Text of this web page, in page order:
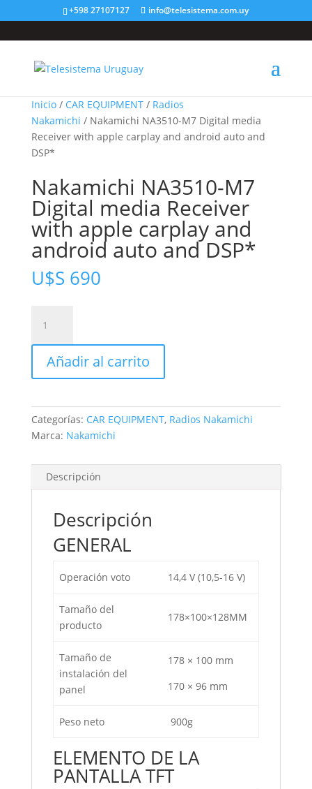
+598 27107127 info@telesistema.com.uy
Inicio/ CAR EQUIPMENT/ Radios
Nakamichi / Nakamichi NA3510-M7 Digital media
Receiver with apple carplay and android auto and
DSP*
Nakamichi NA3510-M7
Digital media Receiver
with apple carplay and
android auto and DSP*
U$S 690
NA3510-
M7
Digital
media
with
apple
carplay
android
auto
cantidad
Añadir al carrito
Categorías: CAR EQUIPMENT, Radios Nakamichi
Marca: Nakamichi
Descripción
Descripción
GENERAL
Operación voto 14,4 V (10,5-16 V)
Tamaño del
producto
178×100×128MM
Tamaño de
instalación del
panel
178 × 100 mm
170 × 96 mm
Peso neto 900g
ELEMENTO DE LA
PANTALLA TFT